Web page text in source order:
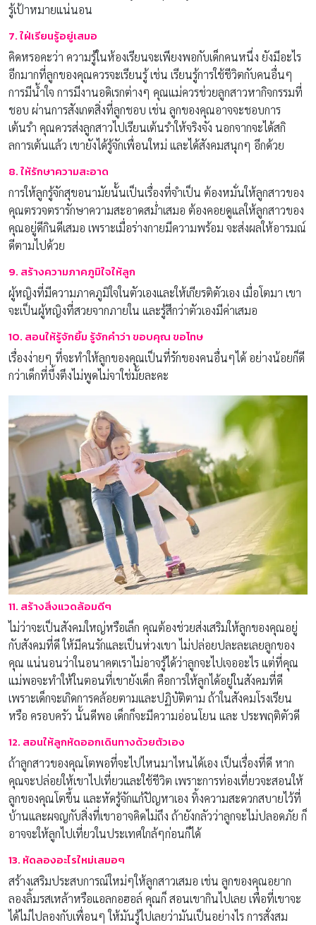
รู้เป้าหมายแน่นอน
7. ใฝ่เรียนรู้อยู่เสมอ
คิดหรอคะว่า ความรู้ในห้องเรียนจะเพียงพอกับเด็กคนหนึ่ง ยังมีอะไร
อีกมากที่ลูกของคุณควรจะเรียนรู้ เช่น เรียนรู้การใช้ชีวิตกับคนอื่นๆ
การมีน้ำใจ การมีงานอดิเรกต่างๆ คุณแม่ควรช่วยลูกสาวหากิจกรรมที่
ชอบ ผ่านการสังเกตสิ่งที่ลูกชอบ เช่น ลูกของคุณอาจจะชอบการ
เต้นรำ คุณควรส่งลูกสาวไปเรียนเต้นรำให้จริงจัง นอกจากจะได้สกิ
ลการเต้นแล้ว เขายังได้รู้จักเพื่อนใหม่ และได้สังคมสนุกๆ อีกด้วย
8. ให้รักษาความสะอาด
การให้ลูกรู้จักสุขอนามัยนั้นเป็นเรื่องที่จำเป็น ต้องหมั่นให้ลูกสาวของ
คุณตรวจตรารักษาความสะอาดสม่ำเสมอ ต้องคอยดูแลให้ลูกสาวของ
คุณอยู่ดีกินดีเสมอ เพราะเมื่อร่างกายมีความพร้อม จะส่งผลให้อารมณ์
ดีตามไปด้วย
9. สร้างความภาคภูมิใจให้ลูก
ผู้หญิงที่มีความภาคภูมิใจในตัวเองและให้เกียรติตัวเอง เมื่อโตมา เขา
จะเป็นผู้หญิงที่สวยจากภายใน และรู้สึกว่าตัวเองมีค่าเสมอ
10. สอนให้รู้จักยิ้ม รู้จักคำว่า ขอบคุณ ขอโทษ
เรื่องง่ายๆ ที่จะทำให้ลูกของคุณเป็นที่รักของคนอื่นๆได้ อย่างน้อยก็ดี
กว่าเด็กที่บึ้งตึงไม่พูดไม่จาใช่มั้ยละคะ
11. สร้างสิ่งแวดล้อมดีๆ
ไม่ว่าจะเป็นสังคมใหญ่หรือเล็ก คุณต้องช่วยส่งเสริมให้ลูกของคุณอยู่
กับสังคมที่ดี ให้มีคนรักและเป็นห่วงเขา ไม่ปล่อยปละละเลยลูกของ
คุณ แน่นอนว่าในอนาคตเราไม่อาจรู้ได้ว่าลูกจะไปเจออะไร แต่ที่คุณ
แม่พอจะทำให้ในตอนที่เขายังเด็ก คือการให้ลูกได้อยู่ในสังคมที่ดี
เพราะเด็กจะเกิดการคล้อยตามและปฏิบัติตาม ถ้าในสังคมโรงเรียน
หรือ ครอบครัว นั้นดีพอ เด็กก็จะมีความอ่อนโยน และ ประพฤติตัวดี
12. สอนให้ลูกหัดออกเดินทางด้วยตัวเอง
ถ้าลูกสาวของคุณโตพอที่จะไปไหนมาไหนได้เอง เป็นเรื่องที่ดี หาก
คุณจะปล่อยให้เขาไปเที่ยวและใช้ชีวิต เพราะการท่องเที่ยวจะสอนให้
ลูกของคุณโตขึ้น และหัดรู้จักแก้ปัญหาเอง ทิ้งความสะดวกสบายไว้ที่
บ้านและผจญกับสิ่งที่เขาอาจคิดไม่ถึง ถ้ายังกลัวว่าลูกจะไม่ปลอดภัย ก็
อาจจะให้ลูกไปเที่ยวในประเทศใกล้ๆก่อนก็ได้
13. หัดลองอะไรใหม่เสมอๆ
สร้างเสริมประสบการณ์ใหม่ๆให้ลูกสาวเสมอ เช่น ลูกของคุณอยาก
ลองลิ้มรสเหล้าหรือแอลกอฮอล์ คุณก็ สอนเขากินไปเลย เพื่อที่เขาจะ
ได้ไม่ไปลองกับเพื่อนๆ ให้มันรู้ไปเลยว่ามันเป็นอย่างไร การสั่งสม